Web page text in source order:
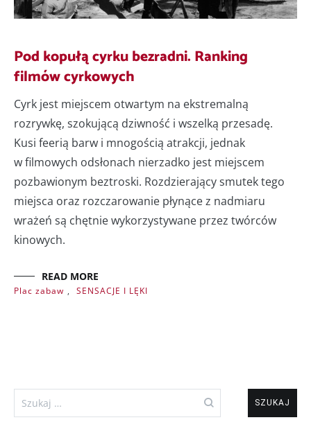
Pod kopułą cyrku bezradni. Ranking
filmów cyrkowych
Cyrk jest miejscem otwartym na ekstremalną
rozrywkę, szokującą dziwność i wszelką przesadę.
Kusi feerią barw i mnogością atrakcji, jednak
w filmowych odsłonach nierzadko jest miejscem
pozbawionym beztroski. Rozdzierający smutek tego
miejsca oraz rozczarowanie płynące z nadmiaru
wrażeń są chętnie wykorzystywane przez twórców
kinowych.
READ MORE
Plac zabaw , SENSACJE I LĘKI
Szukaj: